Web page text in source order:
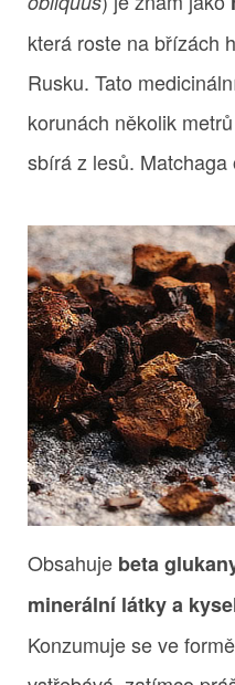
která roste na břízách
Rusku. Tato
korunách několik
sbírá z lesů.
Obsahuje beta
minerální látky a
Konzumuje se ve